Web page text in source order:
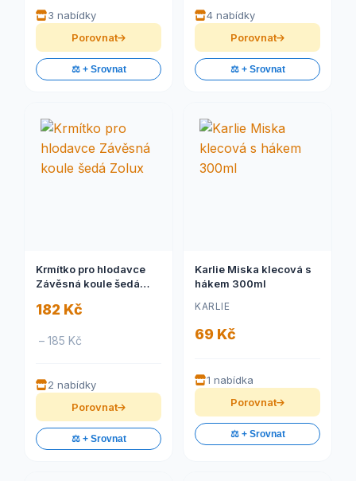
3 nabídky
Porovnat
⚖️ + Srovnat
4 nabídky
Porovnat
⚖️ + Srovnat
Krmítko pro hlodavce
Závěsná koule šedá
182 Kč
– 185 Kč
2 nabídky
Porovnat
⚖️ + Srovnat
Karlie Miska klecová s
hákem 300ml
KARLIE
69 Kč
1 nabídka
Porovnat
⚖️ + Srovnat